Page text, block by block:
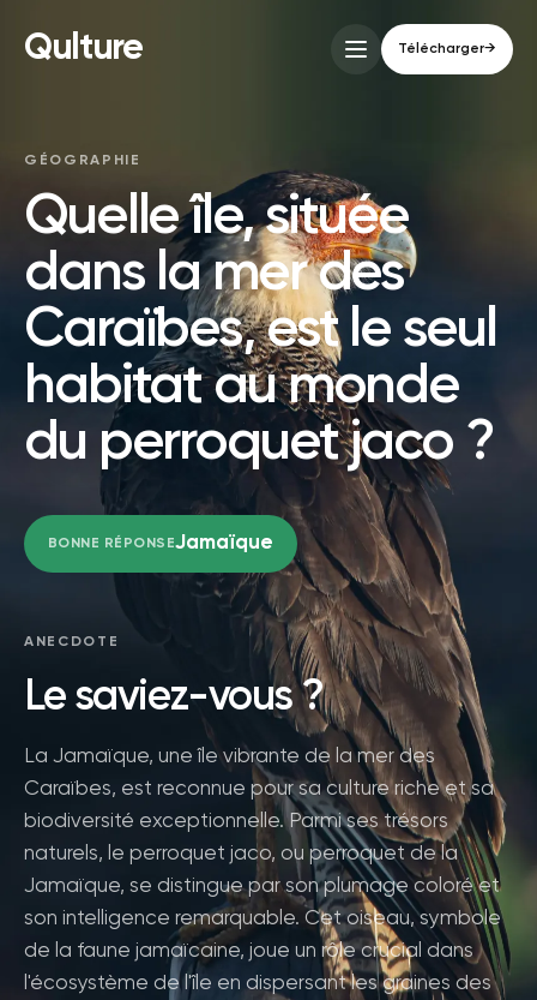
Qulture Télécharger→
GÉOGRAPHIE
Quelle île, située
dans la mer des
Caraïbes, est le seul
habitat au monde
du perroquet jaco ?
BONNE RÉPONSEJamaïque
ANECDOTE
Le saviez-vous ?
La Jamaïque, une île vibrante de la mer des
Caraïbes, est reconnue pour sa culture riche et sa
biodiversité exceptionnelle. Parmi ses trésors
naturels, le perroquet jaco, ou perroquet de la
Jamaïque, se distingue par son plumage coloré et
son intelligence remarquable. Cet oiseau, symbole
de la faune jamaïcaine, joue un rôle crucial dans
l'écosystème de l'île en dispersant les graines des